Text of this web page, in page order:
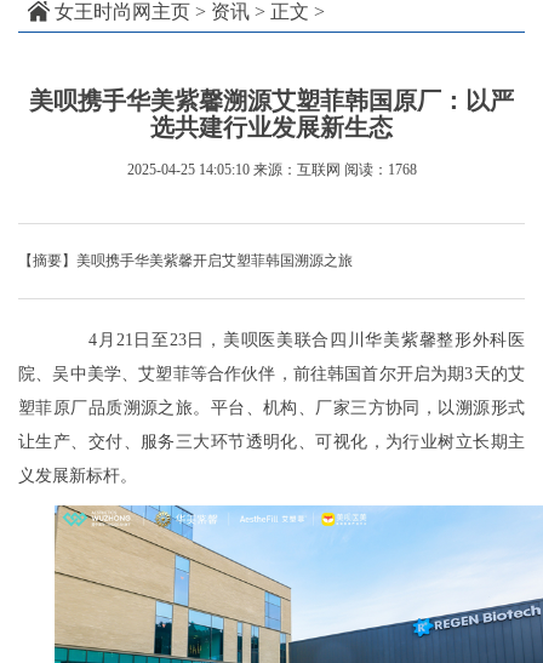
女王时尚网主页 > 资讯 > 正文 >
美呗携手华美紫馨溯源艾塑菲韩国原厂：以严
选共建行业发展新生态
2025-04-25 14:05:10 来源：互联网 阅读：1768
【摘要】美呗携手华美紫馨开启艾塑菲韩国溯源之旅
4月21日至23日，美呗医美联合四川华美紫馨整形外科医
院、吴中美学、艾塑菲等合作伙伴，前往韩国首尔开启为期3天的艾
塑菲原厂品质溯源之旅。平台、机构、厂家三方协同，以溯源形式
让生产、交付、服务三大环节透明化、可视化，为行业树立长期主
义发展新标杆。